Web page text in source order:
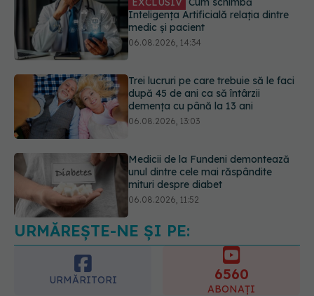
Inteligența Artificială relația dintre
medic și pacient
06.08.2026, 14:34
Trei lucruri pe care trebuie să le faci
după 45 de ani ca să întârzii
demența cu până la 13 ani
06.08.2026, 13:03
Medicii de la Fundeni demontează
unul dintre cele mai răspândite
mituri despre diabet
06.08.2026, 11:52
EXCLUSIV Tratamentul modern al
cancerelor ginecologice. Dr. Sorin
Bogdan (SANADOR), la DC Medical
URMĂREȘTE-NE ȘI PE:
URMĂRITORI 6560
ABONAȚI